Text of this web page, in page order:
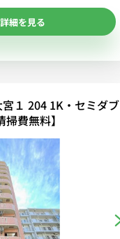
細を見る
１ 204 1K・セミダブ
費無料】